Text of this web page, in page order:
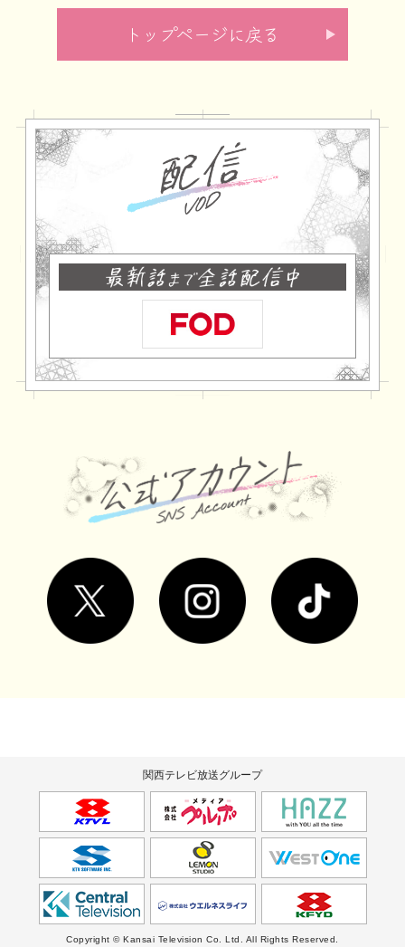
トップページに戻る
関西テレビ放送グループ
Copyright © Kansai Television Co. Ltd. All Rights Reserved.